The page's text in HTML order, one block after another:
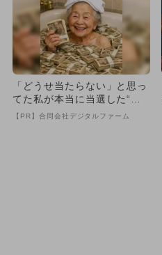
「どうせ当たらない」と思っ
てた私が本当に当選した“買
い方”がこれ
【PR】合同会社デジタルファーム